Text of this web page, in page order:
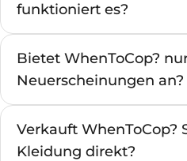
funktioniert es?
Bietet WhenToCop?
Neuerscheinungen an?
Verkauft WhenToCop?
Kleidung direkt?